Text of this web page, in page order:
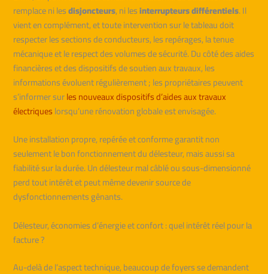
remplace ni lesdisjoncteurs, ni lesinterrupteurs différentiels. Il
vient en complément, et toute intervention sur le tableau doit
respecter les sections de conducteurs, les repérages, la tenue
mécanique et le respect des volumes de sécurité. Du côté des aides
financières et des dispositifs de soutien aux travaux, les
informations évoluent régulièrement ; les propriétaires peuvent
s’informer surles nouveaux dispositifs d’aides aux travaux
électriqueslorsqu’une rénovation globale est envisagée.
Une installation propre, repérée et conforme garantit non
seulement le bon fonctionnement du délesteur, mais aussi sa
fiabilité sur la durée. Un délesteur mal câblé ou sous-dimensionné
perd tout intérêt et peut même devenir source de
dysfonctionnements gênants.
Délesteur, économies d’énergie et confort : quel intérêt réel pour la
facture ?
Au-delà de l’aspect technique, beaucoup de foyers se demandent